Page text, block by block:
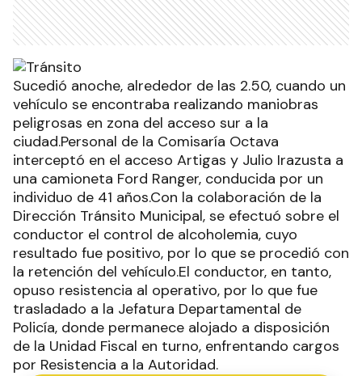
Sucedió anoche, alrededor de las 2.50, cuando un
vehículo se encontraba realizando maniobras
peligrosas en zona del acceso sur a la
ciudad.Personal de la Comisaría Octava
interceptó en el acceso Artigas y Julio Irazusta a
una camioneta Ford Ranger, conducida por un
individuo de 41 años.Con la colaboración de la
Dirección Tránsito Municipal, se efectuó sobre el
conductor el control de alcoholemia, cuyo
resultado fue positivo, por lo que se procedió con
la retención del vehículo.El conductor, en tanto,
opuso resistencia al operativo, por lo que fue
trasladado a la Jefatura Departamental de
Policía, donde permanece alojado a disposición
de la Unidad Fiscal en turno, enfrentando cargos
por Resistencia a la Autoridad.